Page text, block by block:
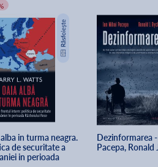
in turma neagra.
de securitate a
in perioada
Dezinformarea
Pacepa, Ronald